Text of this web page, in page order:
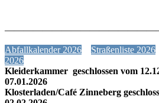
Abfallkalender 2026
Straßenliste 2026
2026
Kleiderkammer geschlossen vom
07.01.2026
Klosterladen/Café Zinneberg